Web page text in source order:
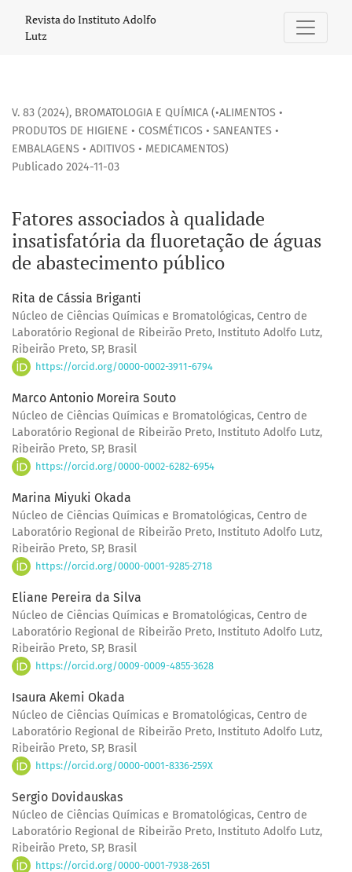
Fatores associados à qualidade insatisfatória da
Revista do Instituto Adolfo
Lutz
V. 83 (2024), BROMATOLOGIA E QUÍMICA (•ALIMENTOS •
PRODUTOS DE HIGIENE • COSMÉTICOS • SANEANTES •
EMBALAGENS • ADITIVOS • MEDICAMENTOS)
Fatores associados à qualidade
insatisfatória da fluoretação de águas
de abastecimento público
Publicado 2024-11-03
Rita de Cássia Briganti
Núcleo de Ciências Químicas e Bromatológicas, Centro de
Laboratório Regional de Ribeirão Preto, Instituto Adolfo Lutz,
Ribeirão Preto, SP, Brasil
https://orcid.org/0000-0002-3911-6794
Marco Antonio Moreira Souto
Núcleo de Ciências Químicas e Bromatológicas, Centro de
Laboratório Regional de Ribeirão Preto, Instituto Adolfo Lutz,
Ribeirão Preto, SP, Brasil
https://orcid.org/0000-0002-6282-6954
Marina Miyuki Okada
Núcleo de Ciências Químicas e Bromatológicas, Centro de
Laboratório Regional de Ribeirão Preto, Instituto Adolfo Lutz,
Ribeirão Preto, SP, Brasil
https://orcid.org/0000-0001-9285-2718
Eliane Pereira da Silva
Núcleo de Ciências Químicas e Bromatológicas, Centro de
Laboratório Regional de Ribeirão Preto, Instituto Adolfo Lutz,
Ribeirão Preto, SP, Brasil
https://orcid.org/0009-0009-4855-3628
Isaura Akemi Okada
Núcleo de Ciências Químicas e Bromatológicas, Centro de
Laboratório Regional de Ribeirão Preto, Instituto Adolfo Lutz,
Ribeirão Preto, SP, Brasil
https://orcid.org/0000-0001-8336-259X
Sergio Dovidauskas
Núcleo de Ciências Químicas e Bromatológicas, Centro de
Laboratório Regional de Ribeirão Preto, Instituto Adolfo Lutz,
Ribeirão Preto, SP, Brasil
https://orcid.org/0000-0001-7938-2651